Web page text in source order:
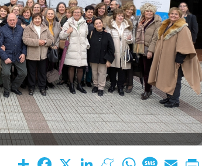
Share Facebook LinkedInMeneameWhatsAppMessage
Email